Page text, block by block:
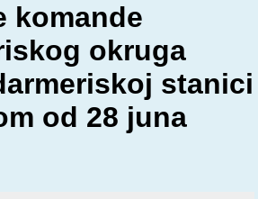
komande
okruga
stanici
od 28 juna